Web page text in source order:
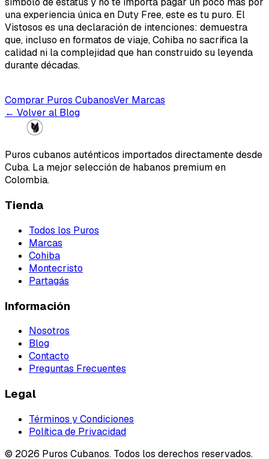
una experiencia única en Duty Free, este es tu puro. El
Vistosos es una declaración de intenciones: demuestra
que, incluso en formatos de viaje, Cohiba no sacrifica la
calidad ni la complejidad que han construido su leyenda
durante décadas.
Comprar Puros CubanosVer Marcas
← Volver al Blog
Puros cubanos auténticos importados directamente desde
Cuba. La mejor selección de habanos premium en
Colombia.
Tienda
Todos los Puros
Marcas
Cohiba
Montecristo
Partagás
Información
Nosotros
Blog
Contacto
Preguntas Frecuentes
Legal
Términos y Condiciones
Política de Privacidad
© 2026 Puros Cubanos. Todos los derechos reservados.